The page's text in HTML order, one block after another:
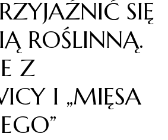
SIĘ
ROŚLINNĄ.
Z
I „MIĘSA